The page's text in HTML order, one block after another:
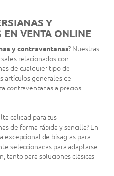
Y
EN VENTA ONLINE
y contraventanas? Nuestras
relacionados con
de cualquier tipo de
artículos generales de
contraventanas a precios
calidad para tus
de forma rápida y sencilla? En
excepcional de bisagras para
seleccionadas para adaptarse
tanto para soluciones clásicas